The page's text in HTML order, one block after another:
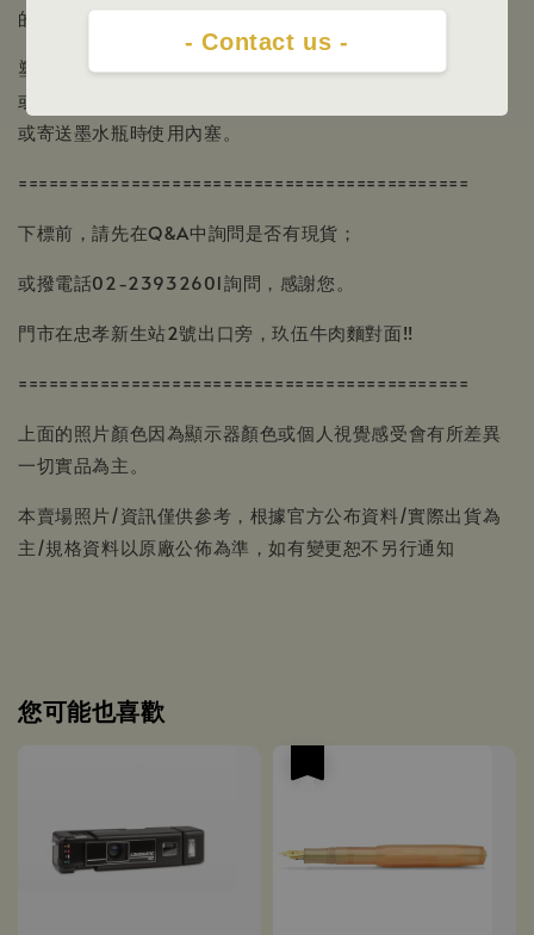
- Contact us -
的任何其他書寫工具，因此可能會出現墨水堵塞等問題。
塑膠蓋瓶身帶有內塞。內塞可防止墨水在運輸過程中因搖晃
或撞擊而洩漏。居家存放時無需使用。開封後，建議在運送
或寄送墨水瓶時使用內塞。
============================================
下標前，請先在Q&A中詢問是否有現貨；
或撥電話02-23932601詢問，感謝您。
門市在忠孝新生站2號出口旁，玖伍牛肉麵對面!!
============================================
上面的照片顏色因為顯示器顏色或個人視覺感受會有所差異
一切實品為主。
本賣場照片/資訊僅供參考，根據官方公布資料/實際出貨為
主/規格資料以原廠公佈為準，如有變更恕不另行通知
您可能也喜歡